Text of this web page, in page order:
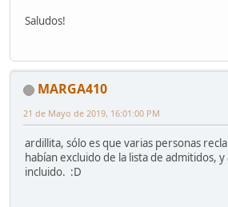
Saludos!
MARGA410
21 de Mayo de 2019, 16:01:00 PM
ardillita, sólo es que varias personas
habían excluido de la lista de admitidos, y
incluido. :D